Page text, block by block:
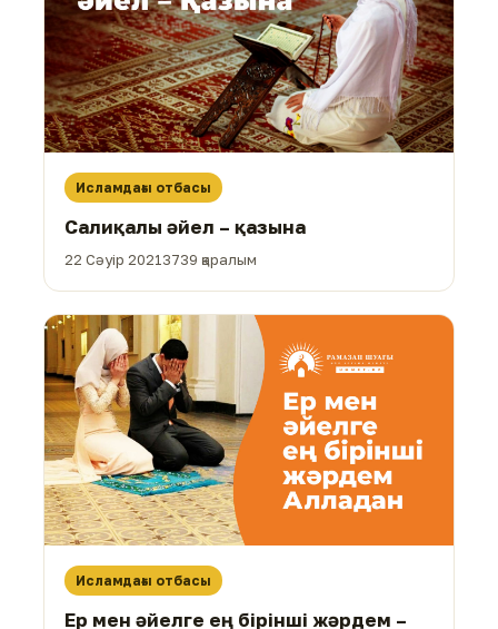
Исламдағы отбасы
Салиқалы әйел – қазына
22 Сәуір 2021 3739 қаралым
Исламдағы отбасы
Ер мен әйелге ең бірінші жәрдем –